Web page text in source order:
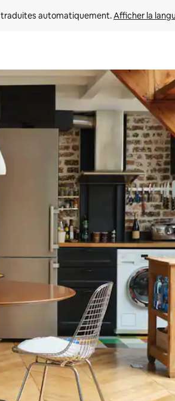
automatiquement. Afficher la
pour les parcourir ou en appuyant et en